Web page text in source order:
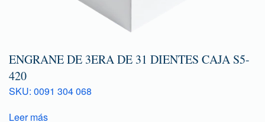
ENGRANE DE 3ERA DE 31 DIENTES CAJA S5-
420
SKU: 0091 304 068
Leer más